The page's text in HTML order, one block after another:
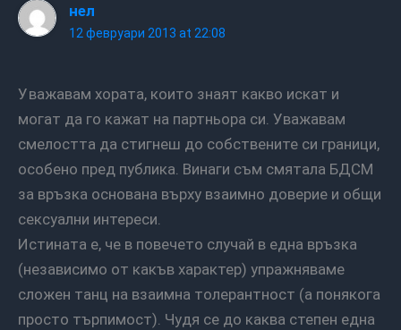
нел
12 февруари 2013 at 22:08
Уважавам хората, които знаят какво искат и
могат да го кажат на партньора си. Уважавам
смелостта да стигнеш до собствените си граници,
особено пред публика. Винаги съм смятала БДСМ
за връзка основана върху взаимно доверие и общи
сексуални интереси.
Истината е, че в повечето случай в една връзка
(независимо от какъв характер) упражняваме
сложен танц на взаимна толерантност (а понякога
просто търпимост). Чудя се до каква степен една